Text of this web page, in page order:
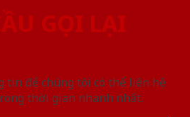
GỌI LẠI
tin để chúng tôi có thể liên hệ
thời gian nhanh nhất.